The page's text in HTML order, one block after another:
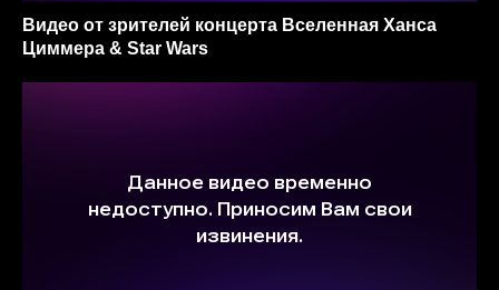
Видео от зрителей концерта Вселенная Ханса
Циммера & Star Wars